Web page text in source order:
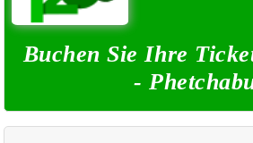
Buchen Sie Ihre
-